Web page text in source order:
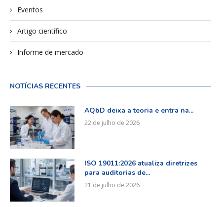
Eventos
Artigo científico
Informe de mercado
NOTÍCIAS RECENTES
AQbD deixa a teoria e entra na...
22 de julho de 2026
ISO 19011:2026 atualiza diretrizes
para auditorias de...
21 de julho de 2026